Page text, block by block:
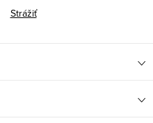
Strážiť